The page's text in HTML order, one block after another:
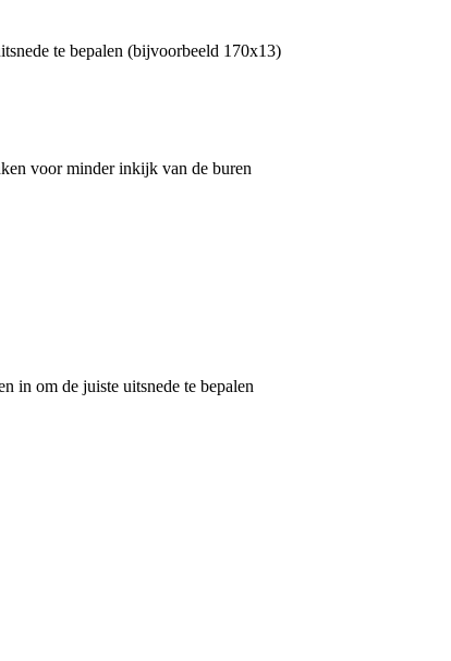
te bepalen (bijvoorbeeld 170x13)
voor minder inkijk van de buren
in om de juiste uitsnede te bepalen